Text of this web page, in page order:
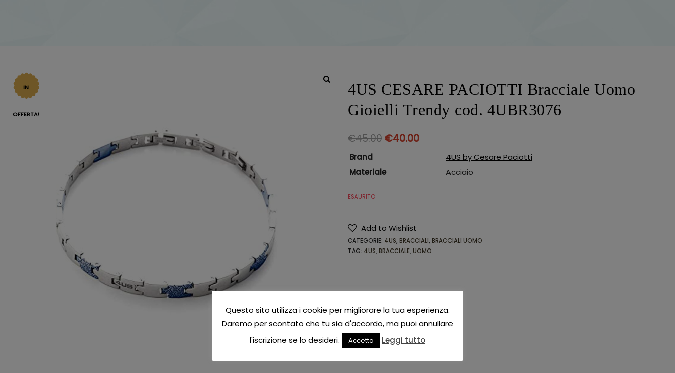
IN
OFFERTA!
4US CESARE PACIOTTI Bracciale Uomo
Gioielli Trendy cod. 4UBR3076
€45.00 €40.00
Brand
4US by Cesare Paciotti
Materiale
Acciaio
ESAURITO
Add to Wishlist
CATEGORIE: 4US, BRACCIALI, BRACCIALI UOMO
TAG: 4US, BRACCIALE, UOMO
Questo sito utilizza i cookie per migliorare la tua esperienza.
Daremo per scontato che tu sia d'accordo, ma puoi annullare
l'iscrizione se lo desideri.
Accetta Leggi tutto